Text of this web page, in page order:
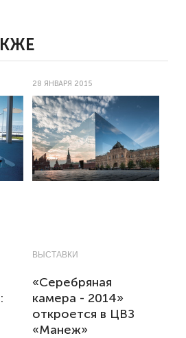
28 ЯНВАРЯ 2015
ВЫСТАВКИ
«Серебряная
камера - 2014»
откроется в ЦВЗ
«Манеж»